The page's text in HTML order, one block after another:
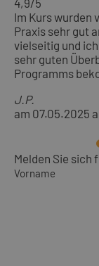
4,9/5
Im Kurs wurden
Praxis sehr gut
vielseitig und
sehr guten
Programms
J.P.
am 07.05.2025
Melden Sie sich
Vorname